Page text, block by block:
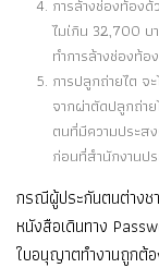
การล้างช่องท้องด้
ไมเ่กิน 32,700 บ
ทำการล้างช่องท้อ
การปลูกถ่ายไต จ
จากผ่าตัดปลูกถ่า
ตนที่มีความประส
ก่อนที่สำนักงานป
กรณีผู้ประกันตนต่างช
หนังสือเดินทาง
ใบอนุญาตทำงานถูกต้